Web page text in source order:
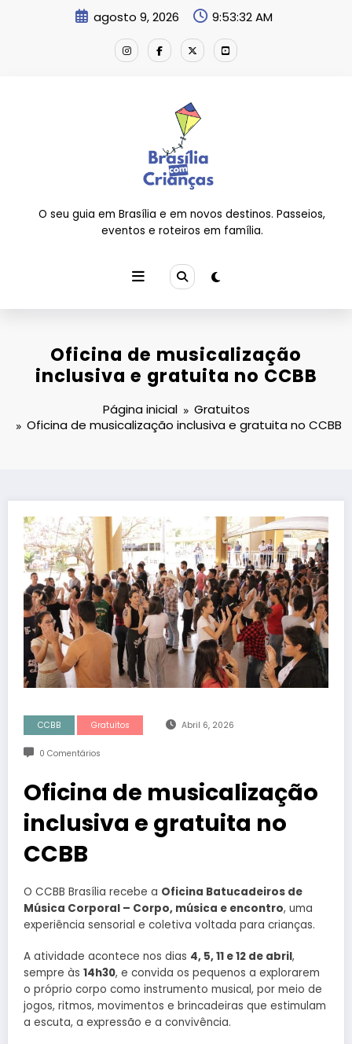
agosto 9, 2026 9:53:33 AM
O seu guia em Brasília e em novos destinos. Passeios,
eventos e roteiros em família.
Oficina de musicalização
inclusiva e gratuita no CCBB
Página inicial
Gratuitos
Oficina de musicalização inclusiva e gratuita no CCBB
CCBB Gratuitos Abril 6, 2026
0 Comentários
Oficina de musicalização
inclusiva e gratuita no
CCBB
O CCBB Brasília recebe a Oficina Batucadeiros de
Música Corporal – Corpo, música e encontro, uma
experiência sensorial e coletiva voltada para crianças.
A atividade acontece nos dias 4, 5, 11 e 12 de abril,
sempre às 14h30, e convida os pequenos a explorarem
o próprio corpo como instrumento musical, por meio de
jogos, ritmos, movimentos e brincadeiras que estimulam
a escuta, a expressão e a convivência.